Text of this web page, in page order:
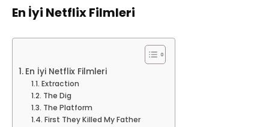
En İyi Netflix Filmleri
En İyi Netflix Filmleri
Extraction
The Dig
The Platform
First They Killed My Father